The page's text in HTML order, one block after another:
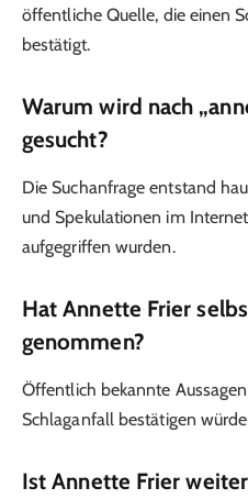
öffentliche Quelle, die einen
bestätigt.
Warum wird nach
gesucht?
Die Suchanfrage entstand
und Spekulationen im
aufgegriffen wurden.
Hat Annette Frier
genommen?
Öffentlich bekannte
Schlaganfall bestätigen
Ist Annette Frier